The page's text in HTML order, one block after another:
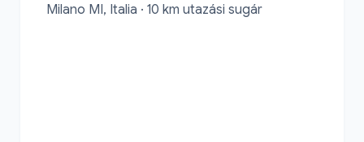
Milano MI, Italia · 10 km utazási sugár